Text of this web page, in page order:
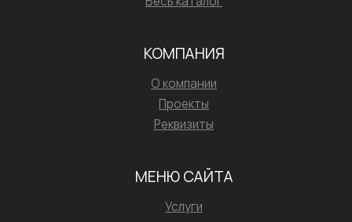
КОМПАНИЯ
О компании
Проекты
Реквизиты
МЕНЮ САЙТА
Услуги